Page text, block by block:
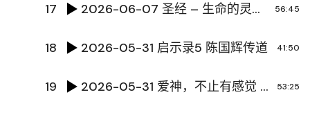
17 2026-06-07 圣经 – 生命的灵粮 黄文超牧师 56:45
18 2026-05-31 启示录5 陈国辉传道 41:50
19 2026-05-31 爱神，不止有感觉 刘铮传道 53:25